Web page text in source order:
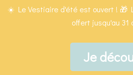
☀️ Le Vestiaire d'été est ouvert ! 🎁
offert jusqu'au 31
Je